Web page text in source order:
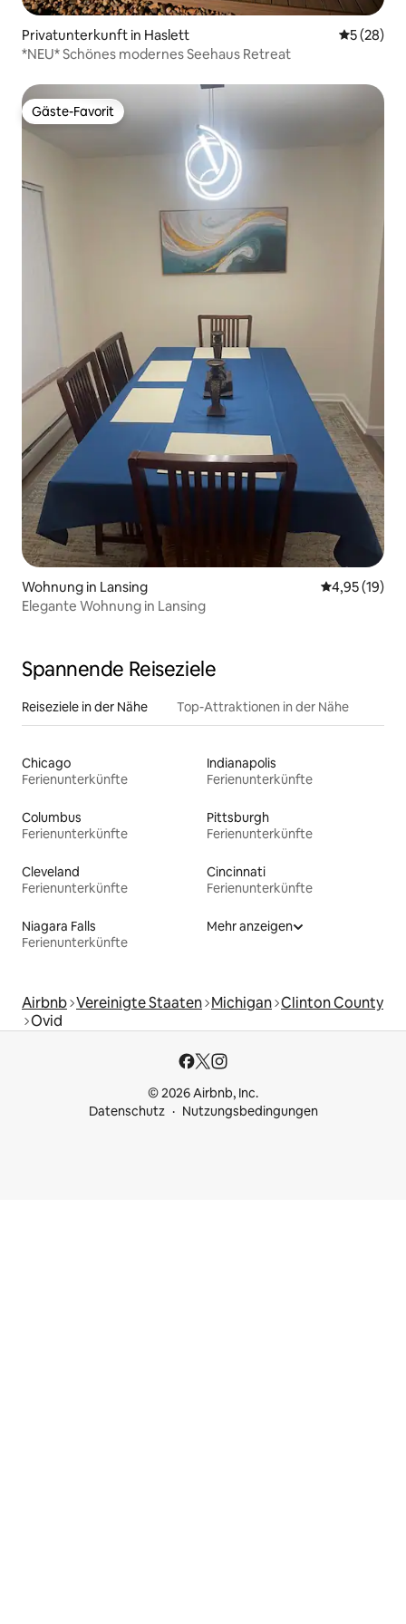
Privatunterkunft in Haslett
5 (28)
*NEU* Schönes modernes Seehaus Retreat
Gäste-Favorit
Gäste-Favorit
Wohnung in Lansing
4,95 (19)
Elegante Wohnung in Lansing
Spannende Reiseziele
Reiseziele in der Nähe Top-Attraktionen in der Nähe
Chicago
Ferienunterkünfte
Indianapolis
Ferienunterkünfte
Columbus
Ferienunterkünfte
Pittsburgh
Ferienunterkünfte
Cleveland
Ferienunterkünfte
Cincinnati
Ferienunterkünfte
Niagara Falls
Ferienunterkünfte
Mehr anzeigen
Airbnb Vereinigte Staaten Michigan Clinton County
Ovid
© 2026 Airbnb, Inc.
Datenschutz
Nutzungsbedingungen